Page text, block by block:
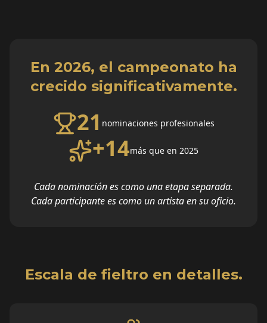
En 2026, el campeonato ha
crecido significativamente.
21 nominaciones profesionales
+14más que en 2025
Cada nominación es como una etapa separada.
Cada participante es como un artista en su oficio.
Escala de fieltro en detalles.